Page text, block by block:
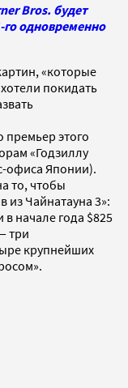
Bros. будет
го одновременно
«которые
покидать
этого
«Годзиллу
офиса Японии).
то, чтобы
из Чайнатауна 3»:
начале года $825
три
крупнейших